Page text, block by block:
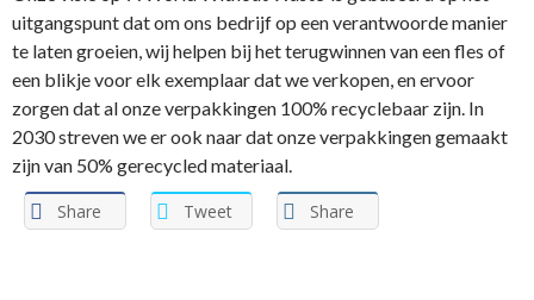
uitgangspunt dat om ons bedrijf op een verantwoorde manier
te laten groeien, wij helpen bij het terugwinnen van een fles of
een blikje voor elk exemplaar dat we verkopen, en ervoor
zorgen dat al onze verpakkingen 100% recyclebaar zijn. In
2030 streven we er ook naar dat onze verpakkingen gemaakt
zijn van 50% gerecycled materiaal.
Share Tweet Share